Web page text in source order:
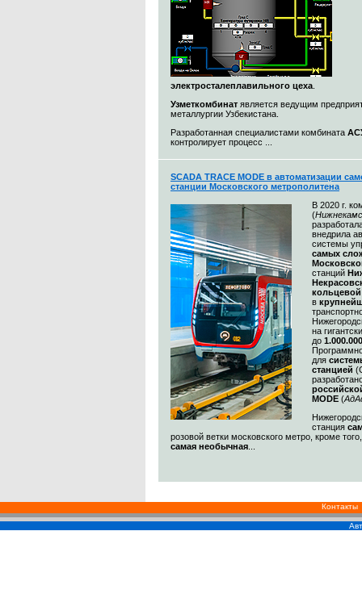
электросталеплавильного цеха
Узметкомбинат является ведущим
металлургии Узбекистана.
Разработанная специалистами комбината
контролирует процесс ...
SCADA TRACE MODE в автоматизации
станции Московского метрополитена
В 2020 г.
(
внедрила
системы
самых
станций
в
на
до
для
станцией
MODE (
станция
розовой ветки московского метро, кроме
самая необычная
Контакты